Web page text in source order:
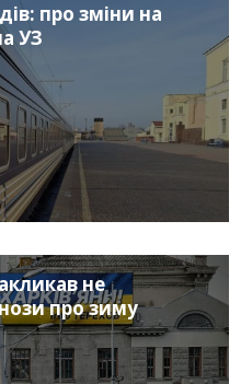
про зміни на
УЗ
не
про зиму